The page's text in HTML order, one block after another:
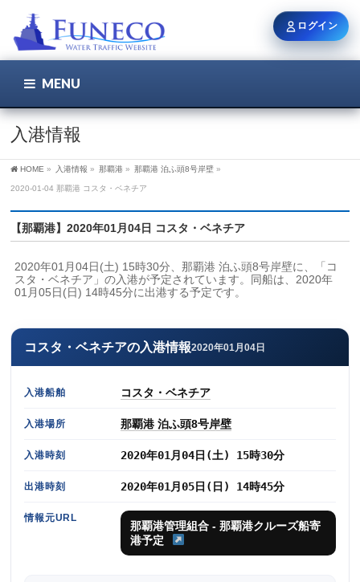
MENU
入港情報
HOME » 入港情報 » 那覇港 » 那覇港 泊ふ頭8号岸壁 »
2020-01-04 那覇港 コスタ・ベネチア
【那覇港】2020年01月04日 コスタ・ベネチア
2020年01月04日(土) 15時30分、那覇港 泊ふ頭8号岸壁に、「コ
スタ・ベネチア」の入港が予定されています。同船は、2020年
01月05日(日) 14時45分に出港する予定です。
コスタ・ベネチアの入港情報2020年01月04日
入港船舶 コスタ・ベネチア
入港場所 那覇港 泊ふ頭8号岸壁
入港時刻 2020年01月04日(土) 15時30分
出港時刻 2020年01月05日(日) 14時45分
情報元URL
那覇港管理組合 - 那覇港クルーズ船寄
港予定
ログイン
ユーザー名 / メール
新規登録 パスワードを忘れた方